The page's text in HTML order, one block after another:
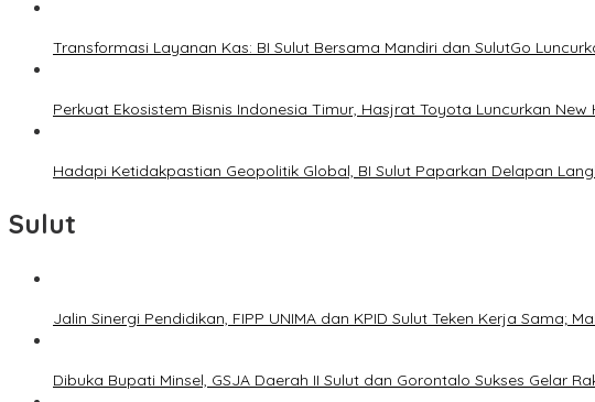
Transformasi Layanan Kas: BI Sulut Bersama Mandiri dan SulutGo
Perkuat Ekosistem Bisnis Indonesia Timur, Hasjrat Toyota Luncurkan New
Hadapi Ketidakpastian Geopolitik Global, BI Sulut Paparkan Delapan
Sulut
Jalin Sinergi Pendidikan, FIPP UNIMA dan KPID Sulut Teken Kerja Sama;
Dibuka Bupati Minsel, GSJA Daerah II Sulut dan Gorontalo Sukses Gelar